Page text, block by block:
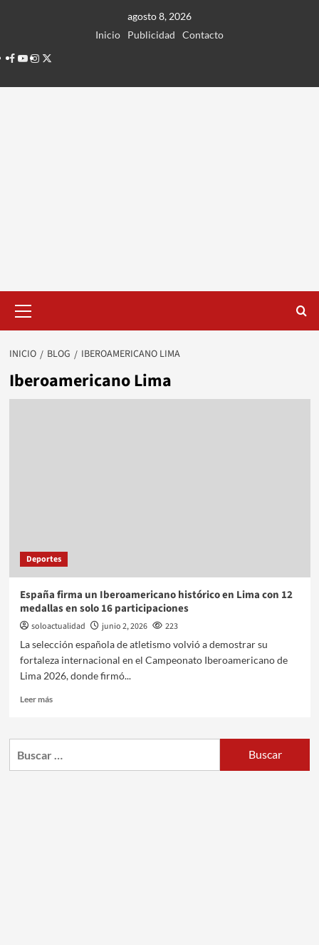
agosto 8, 2026
Inicio
Publicidad
Contacto
Facebook
Youtube
Instagram
Twitter
principal
INICIO BLOG IBEROAMERICANO LIMA
Iberoamericano Lima
Deportes
España firma un Iberoamericano histórico en Lima con 12
medallas en solo 16 participaciones
soloactualidad junio 2, 2026
223
La selección española de atletismo volvió a demostrar su
fortaleza internacional en el Campeonato Iberoamericano de
Lima 2026, donde firmó...
Leer más